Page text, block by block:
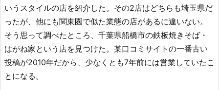
いうスタイルの店を紹介した。その2店はどちらも埼玉県だ
ったが、他にも関東圏で似た業態の店があるに違いない。
そう思って調べたところ、千葉県船橋市の鉄板焼きそば・
はがね家という店を見つけた。某口コミサイトの一番古い
投稿が2010年だから、少なくとも7年前には営業していたこ
とになる。